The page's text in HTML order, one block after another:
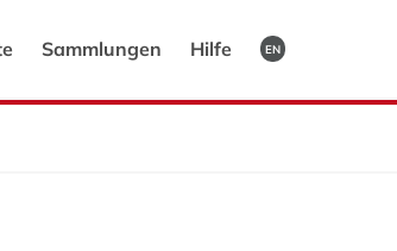
Sammlungen Hilfe EN